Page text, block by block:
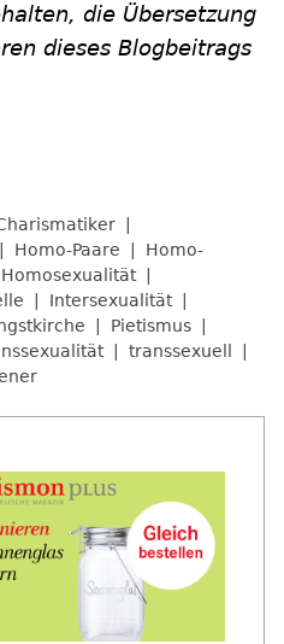
die Übersetzung
dieses Blogbeitrags
Homo-Paare
Homo-
Homosexualität
Intersexualität
Pietismus
transsexuell